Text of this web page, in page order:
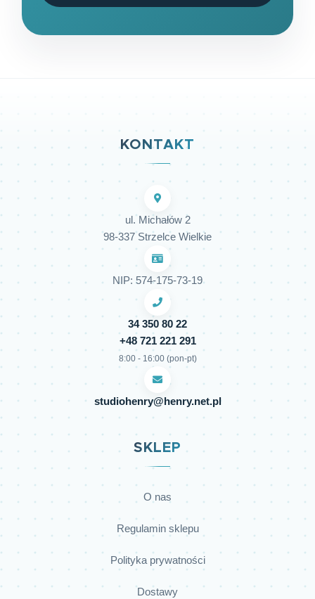
KONTAKT
ul. Michałów 2
98-337 Strzelce Wielkie
NIP: 574-175-73-19
34 350 80 22
+48 721 221 291
8:00 - 16:00 (pon-pt)
studiohenry@henry.net.pl
SKLEP
O nas
Regulamin sklepu
Polityka prywatności
Dostawy